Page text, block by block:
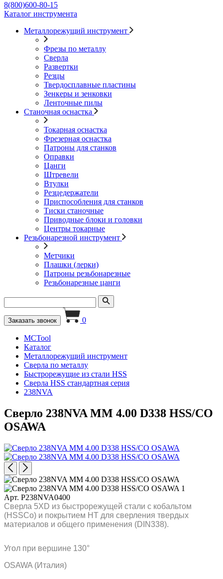
8(800)600-80-15
Каталог инструмента
Металлорежущий инструмент
Фрезы по металлу
Сверла
Развертки
Резцы
Твердосплавные пластины
Зенкеры и зенковки
Ленточные пилы
Станочная оснастка
Токарная оснастка
Фрезерная оснастка
Патроны для станков
Оправки
Цанги
Штревели
Втулки
Резцедержатели
Приспособления для станков
Тиски станочные
Приводные блоки и головки
Центры токарные
Резьбонарезной инструмент
Метчики
Плашки (лерки)
Патроны резьбонарезные
Резьбонарезные цанги
Заказать звонок 0
MCTool
Каталог
Металлорежущий инструмент
Сверла по металлу
Быстрорежущие из стали HSS
Сверла HSS стандартная серия
238NVA
Сверло 238NVA MM 4.00 D338 HSS/CO
OSAWA
Арт. P238NVA0400
Сверла 5XD из быстрорежущей стали с кобальтом
(HSSCo) и покрытием HT для сверления твердых
материалов и общего применения (DIN338).
Угол при вершине 130°
OSAWA (Италия)